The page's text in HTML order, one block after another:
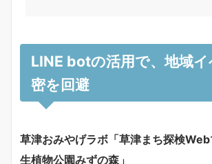
LINE botの活用で、地域
密を回避
草津おみやげラボ「草津まち探検
生植物公園みずの森」